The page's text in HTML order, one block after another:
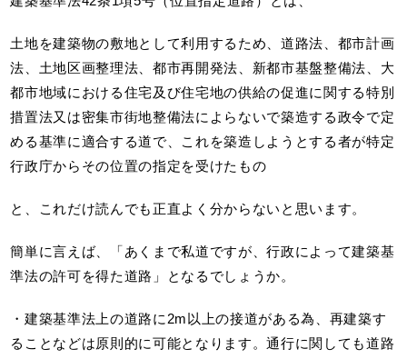
土地を建築物の敷地として利用するため、道路法、都市計画
法、土地区画整理法、都市再開発法、新都市基盤整備法、大
都市地域における住宅及び住宅地の供給の促進に関する特別
措置法又は密集市街地整備法によらないで築造する政令で定
める基準に適合する道で、これを築造しようとする者が特定
行政庁からその位置の指定を受けたもの
と、これだけ読んでも正直よく分からないと思います。
簡単に言えば、「あくまで私道ですが、行政によって建築基
準法の許可を得た道路」となるでしょうか。
・建築基準法上の道路に2m以上の接道がある為、再建築す
ることなどは原則的に可能となります。通行に関しても道路